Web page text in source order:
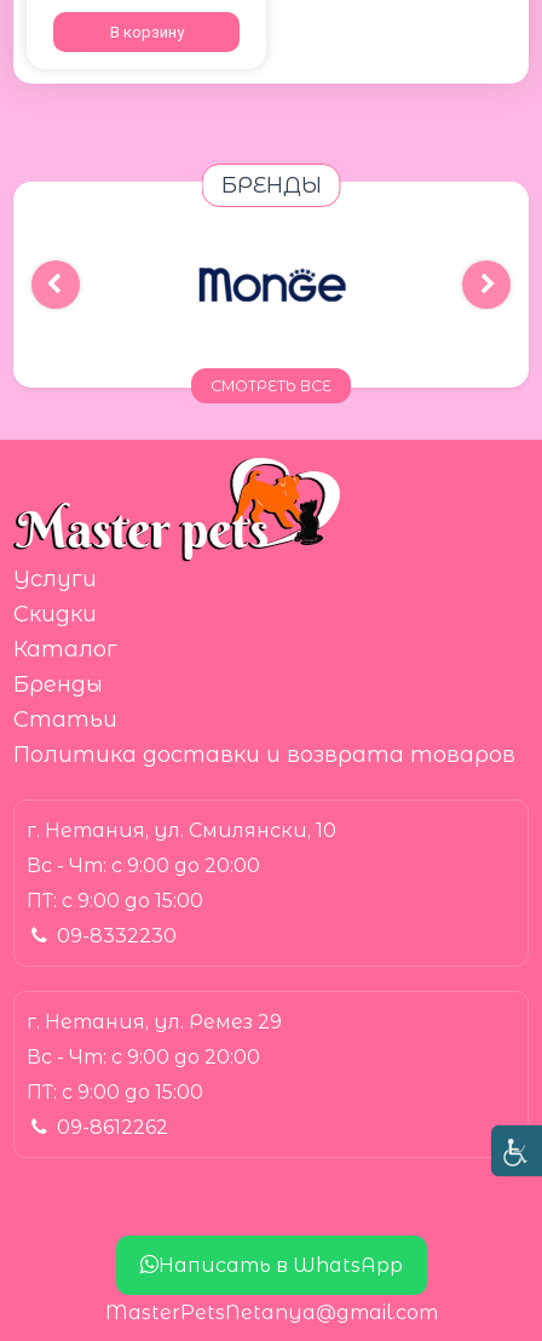
В корзину
БРЕНДЫ
СМОТРЕТЬ ВСЕ
г. Нетания, ул. Смилянски, 10
Вс - Чт: с 9:00 до 20:00
ПТ: с 9:00 до 15:00
09-8332230
г. Нетания, ул. Ремез 29
Вс - Чт: с 9:00 до 20:00
ПТ: с 9:00 до 15:00
09-8612262
Написать в WhatsApp
MasterPetsNetanya@gmail.com
Услуги
Скидки
Каталог
Бренды
Статьи
Политика доставки и возврата товаров